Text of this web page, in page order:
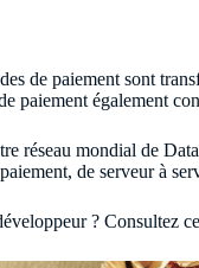
de paiement sont
paiement également
réseau mondial de
de serveur à
? Consultez